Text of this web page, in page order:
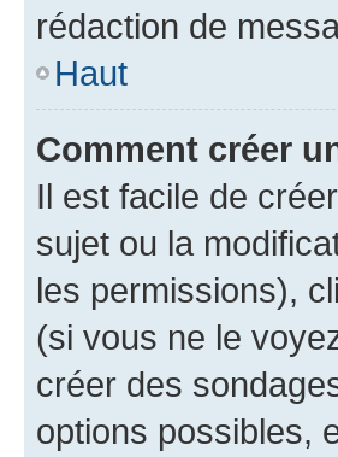
rédaction de
Haut
Comment créer
Il est facile de
sujet ou la
les permissions),
(si vous ne le
créer des
options possibles,